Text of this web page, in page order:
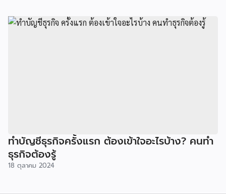
ทำบัญชีธุรกิจครั้งแรก ต้องเข้าใจอะไรบ้าง? คนทำ
ธุรกิจต้องรู้
18 ตุลาคม 2024